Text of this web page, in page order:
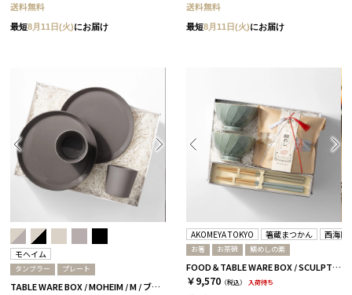
送料無料
最短8月11日(火)にお届け
送料無料
最短8月11日(火)にお届け
モヘイム
タンブラー プレート
TABLE WARE BOX / MOHEIM / M / ブラック
AKOMEYA TOKYO 箸蔵まつかん 西海陶
お箸 お茶碗 鯛めしの素
FOOD＆TABLE WARE BOX / SCULPTURE / 鯛めし+箸 / 浜色＆雲色
￥9,570 （税込） 入荷待ち